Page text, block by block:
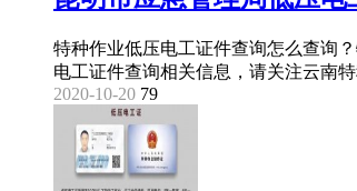
特种作业低压电工证件查询怎么查询
电工证件查询相关信息，请关注云南
2020-10-20 79